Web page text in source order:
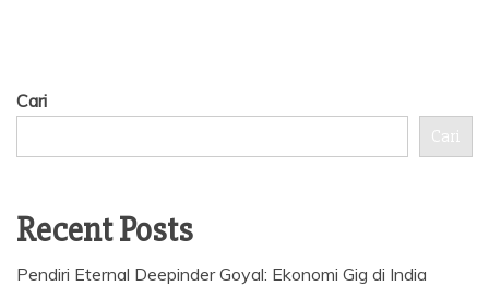
Cari
Cari
Recent Posts
Pendiri Eternal Deepinder Goyal: Ekonomi Gig di India